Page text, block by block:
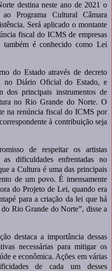
destina neste ano de 2021 o
Programa Cultural Câmara
Será aplicado o montante
fiscal do ICMS de empresas
também é conhecido como Lei
do Estado através de decreto
no Diário Oficial do Estado, e
dos principais instrumentos de
no Rio Grande do Norte. O
na renúncia fiscal do ICMS por
à contribuição seja
de respeitar os artistas
dificuldades enfrentadas no
a Cultura é uma das principais
de um povo. É imensamente
do Projeto de Lei, quando era
para a criação da lei que há
Rio Grande do Norte”, disse a
destaca a importância dessas
necessárias para mitigar os
e econômica. Ações em várias
de cada um desses